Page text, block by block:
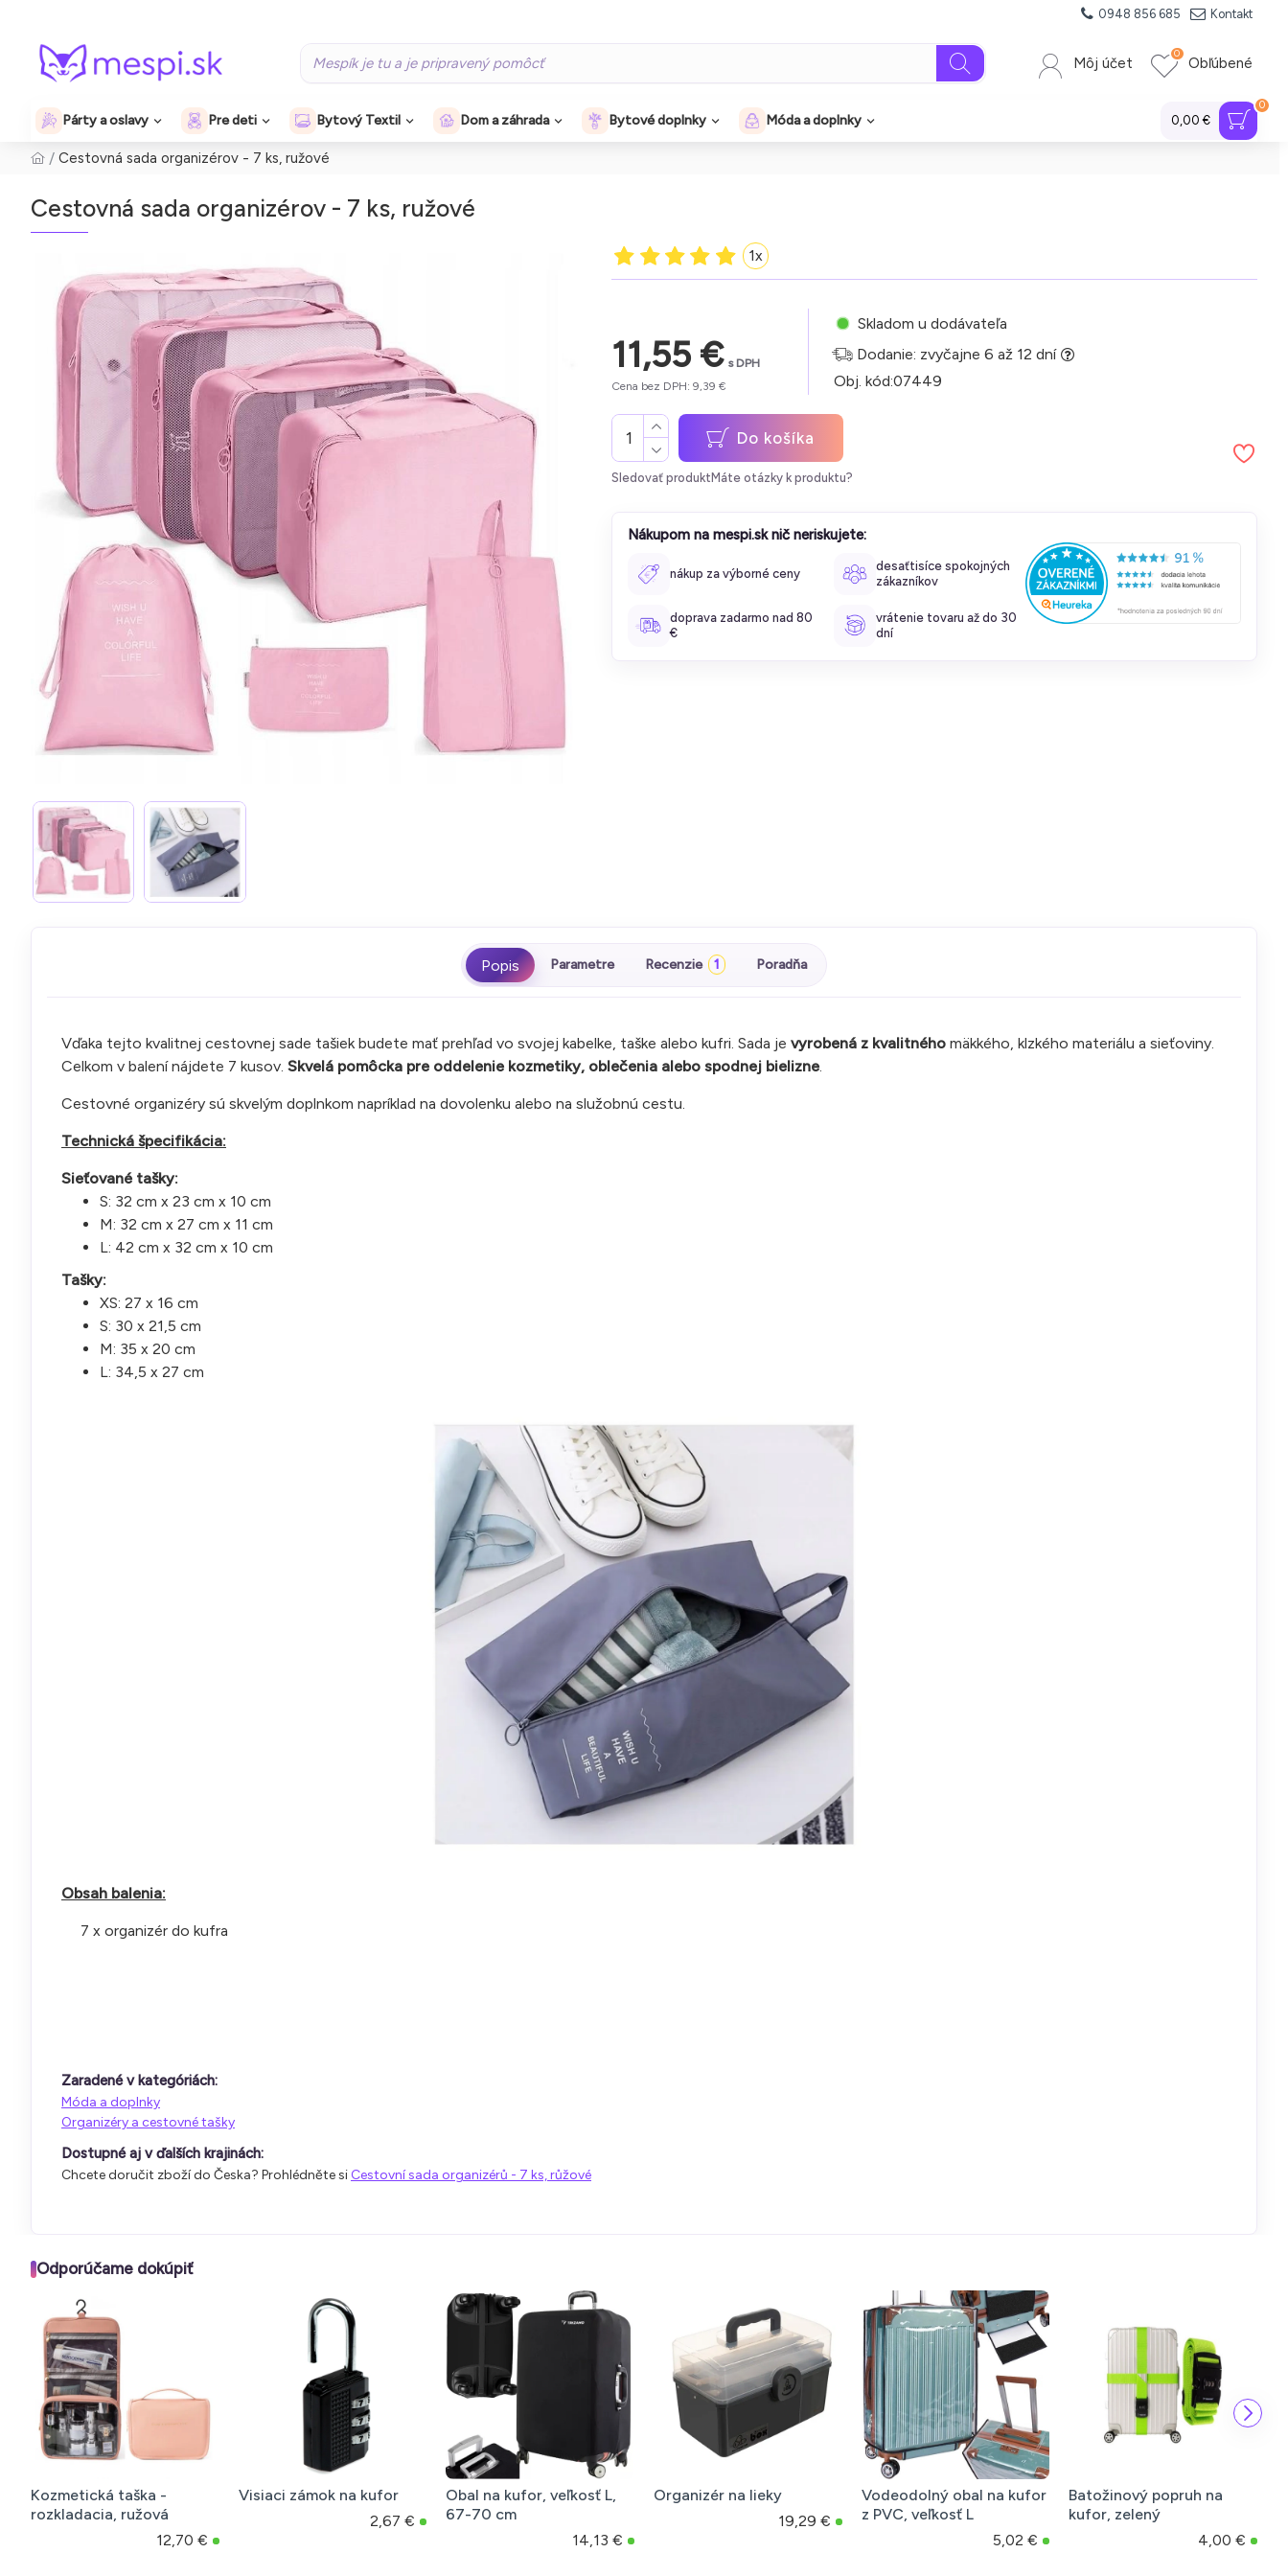
0948 856 685 Kontakt
Môj účet Obľúbené
0
Párty a oslavy Pre deti Bytový Textil Dom a záhrada Bytové doplnky Móda a doplnky 0,00 €
0
Cestovná sada organizérov - 7 ks, ružové
Cestovná sada organizérov - 7 ks, ružové
1x
11,55 € s DPH
Cena bez DPH: 9,39 €
Skladom u dodávateľa
Dodanie: zvyčajne 6 až 12 dní
Obj. kód:07449
Do košíka
Sledovať produkt Máte otázky k produktu?
Nákupom na mespi.sk nič neriskujete:
nákup za výborné ceny
desaťtisíce spokojných
zákazníkov
doprava zadarmo nad 80
€
vrátenie tovaru až do 30
dní
Parametre Recenzie 1 Poradňa
Vďaka tejto kvalitnej cestovnej sade tašiek budete mať prehľad vo svojej kabelke, taške alebo kufri. Sada je vyrobená z kvalitného mäkkého, klzkého materiálu a sieťoviny.
Celkom v balení nájdete 7 kusov. Skvelá pomôcka pre oddelenie kozmetiky, oblečenia alebo spodnej bielizne.
Cestovné organizéry sú skvelým doplnkom napríklad na dovolenku alebo na služobnú cestu.
Technická špecifikácia:
Sieťované tašky:
S: 32 cm x 23 cm x 10 cm
M: 32 cm x 27 cm x 11 cm
L: 42 cm x 32 cm x 10 cm
Tašky:
XS: 27 x 16 cm
S: 30 x 21,5 cm
M: 35 x 20 cm
L: 34,5 x 27 cm
Obsah balenia:
7 x organizér do kufra
Zaradené v kategóriách:
Móda a doplnky
Organizéry a cestovné tašky
Dostupné aj v ďalších krajinách:
Chcete doručit zboží do Česka? Prohlédněte si Cestovní sada organizérů - 7 ks, růžové
Odporúčame dokúpiť
Visiaci zámok na kufor
2,67 €
Obal na kufor, veľkosť L,
Organizér na lieky
Vodeodolný obal na kufor
Batožinový popruh na
kufor, zelený
4,00 €
13-priehradkový
priečinok/organizér na